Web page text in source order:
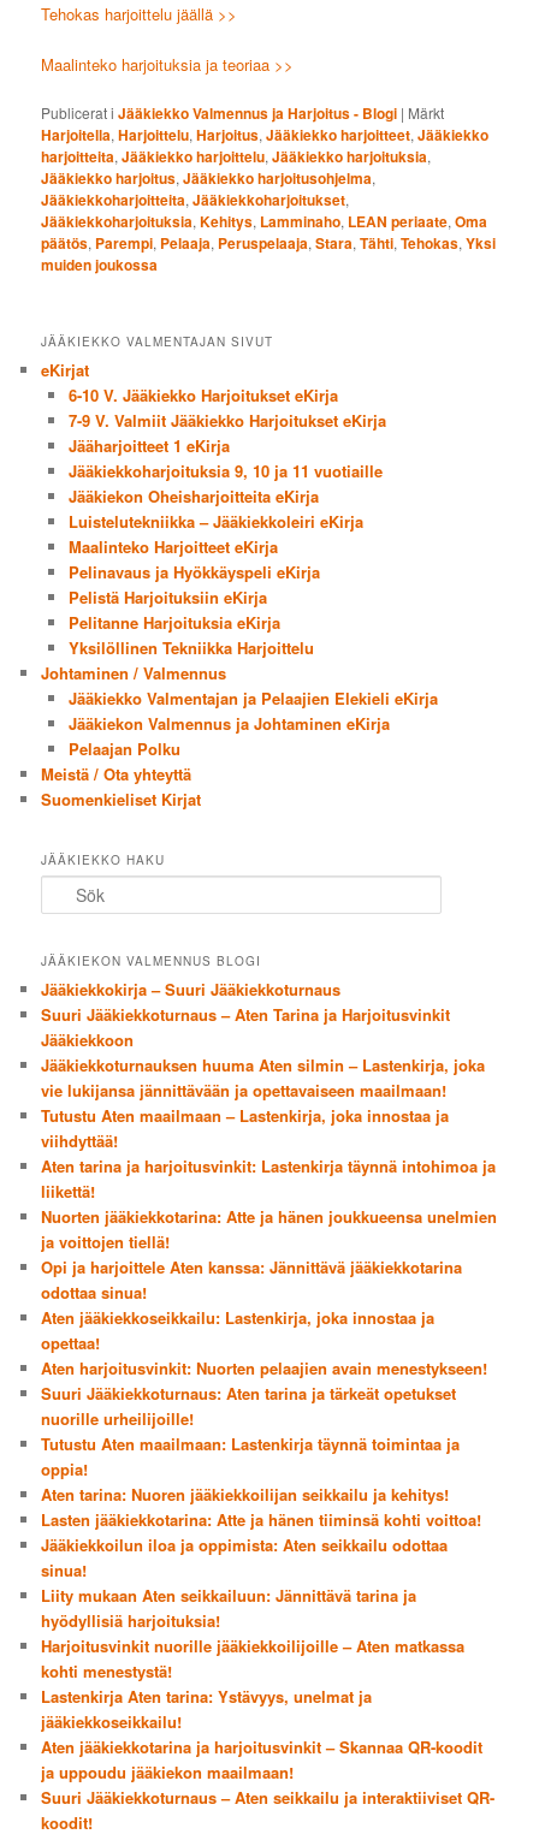
Tehokas harjoittelu jäällä >>
Maalinteko harjoituksia ja teoriaa >>
Publicerat i Jääkiekko Valmennus ja Harjoitus - Blogi | Märkt
Harjoitella,Harjoittelu,Harjoitus,Jääkiekko harjoitteet,Jääkiekko
harjoitteita,Jääkiekko harjoittelu,Jääkiekko harjoituksia,
Jääkiekko harjoitus,Jääkiekko harjoitusohjelma,
Jääkiekkoharjoitteita,Jääkiekkoharjoitukset,
Jääkiekkoharjoituksia,Kehitys, Lamminaho, LEAN periaate,Oma
päätös, Parempi, Pelaaja, Peruspelaaja,Stara,Tähti,Tehokas,Yksi
muiden joukossa
JÄÄKIEKKO VALMENTAJAN SIVUT
eKirjat
6-10 V. Jääkiekko Harjoitukset eKirja
7-9 V. Valmiit Jääkiekko Harjoitukset eKirja
Jääharjoitteet 1 eKirja
Jääkiekkoharjoituksia 9, 10 ja 11 vuotiaille
Jääkiekon Oheisharjoitteita eKirja
Luistelutekniikka – Jääkiekkoleiri eKirja
Maalinteko Harjoitteet eKirja
Pelinavaus ja Hyökkäyspeli eKirja
Pelistä Harjoituksiin eKirja
Pelitanne Harjoituksia eKirja
Yksilöllinen Tekniikka Harjoittelu
Johtaminen / Valmennus
Jääkiekko Valmentajan ja Pelaajien Elekieli eKirja
Jääkiekon Valmennus ja Johtaminen eKirja
Pelaajan Polku
Meistä / Ota yhteyttä
Suomenkieliset Kirjat
JÄÄKIEKKO HAKU
JÄÄKIEKON VALMENNUS BLOGI
Jääkiekkokirja – Suuri Jääkiekkoturnaus
Suuri Jääkiekkoturnaus – Aten Tarina ja Harjoitusvinkit
Jääkiekkoon
Jääkiekkoturnauksen huuma Aten silmin – Lastenkirja, joka
vie lukijansa jännittävään ja opettavaiseen maailmaan!
Tutustu Aten maailmaan – Lastenkirja, joka innostaa ja
viihdyttää!
Aten tarina ja harjoitusvinkit: Lastenkirja täynnä intohimoa ja
liikettä!
Nuorten jääkiekkotarina: Atte ja hänen joukkueensa unelmien
ja voittojen tiellä!
Opi ja harjoittele Aten kanssa: Jännittävä jääkiekkotarina
odottaa sinua!
Aten jääkiekkoseikkailu: Lastenkirja, joka innostaa ja
opettaa!
Aten harjoitusvinkit: Nuorten pelaajien avain menestykseen!
Suuri Jääkiekkoturnaus: Aten tarina ja tärkeät opetukset
nuorille urheilijoille!
Tutustu Aten maailmaan: Lastenkirja täynnä toimintaa ja
oppia!
Aten tarina: Nuoren jääkiekkoilijan seikkailu ja kehitys!
Lasten jääkiekkotarina: Atte ja hänen tiiminsä kohti voittoa!
Jääkiekkoilun iloa ja oppimista: Aten seikkailu odottaa
sinua!
Liity mukaan Aten seikkailuun: Jännittävä tarina ja
hyödyllisiä harjoituksia!
Harjoitusvinkit nuorille jääkiekkoilijoille – Aten matkassa
kohti menestystä!
Lastenkirja Aten tarina: Ystävyys, unelmat ja
jääkiekkoseikkailu!
Aten jääkiekkotarina ja harjoitusvinkit – Skannaa QR-koodit
ja uppoudu jääkiekon maailmaan!
Suuri Jääkiekkoturnaus – Aten seikkailu ja interaktiiviset QR-
koodit!